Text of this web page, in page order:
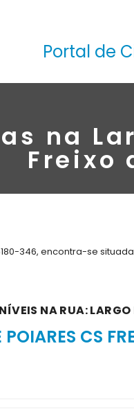
Portal de
na
Freixo
346, encontra-se
NA RUA:
POIARES CS